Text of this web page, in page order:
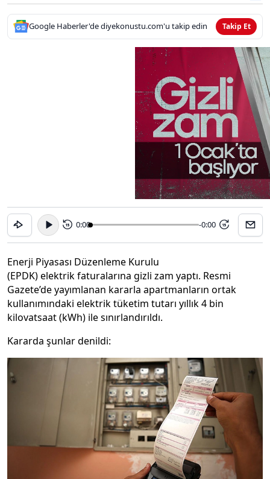
Google Haberler'de diyekonustu.com'u takip edin Takip Et
15 0:00 -0:00 15
Enerji Piyasası Düzenleme Kurulu
(EPDK) elektrik faturalarına gizli zam yaptı. Resmi
Gazete’de yayımlanan kararla apartmanların ortak
kullanımındaki elektrik tüketim tutarı yıllık 4 bin
kilovatsaat (kWh) ile sınırlandırıldı.
Kararda şunlar denildi: